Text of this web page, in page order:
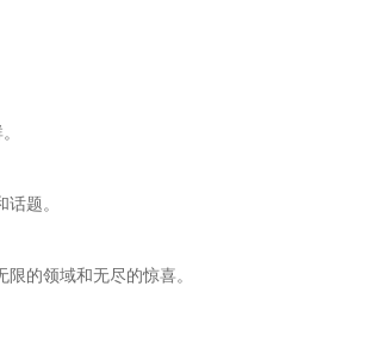
题。
的领域和无尽的惊喜。